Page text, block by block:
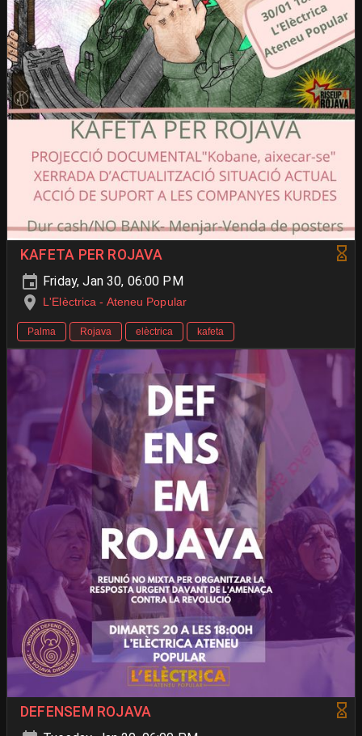
KAFETA PER ROJAVA
Friday, Jan 30, 06:00 PM
L'Elèctrica - Ateneu Popular
Palma Rojava elèctrica kafeta
DEFENSEM ROJAVA